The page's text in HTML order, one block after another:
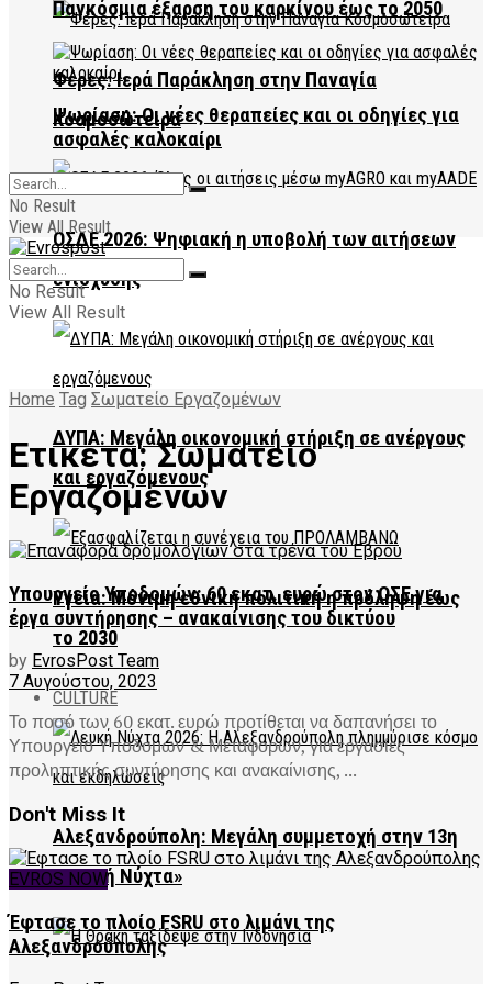
Φέρες: Ιερά Παράκληση στην Παναγία
Κοσμοσώτειρα
ΟΣΔΕ 2026: Ψηφιακή η υποβολή των αιτήσεων
ενίσχυσης
ΔΥΠΑ: Μεγάλη οικονομική στήριξη σε ανέργους
και εργαζόμενους
Υγεία: Μόνιμη εθνική πολιτική η πρόληψη έως
το 2030
CULTURE
Αλεξανδρούπολη: Μεγάλη συμμετοχή στην 13η
«Λευκή Νύχτα»
Παγκόσμια έξαρση του καρκίνου έως το 2050
Ψωρίαση: Οι νέες θεραπείες και οι οδηγίες για
ασφαλές καλοκαίρι
No Result
View All Result
No Result
View All Result
Home Tag Σωματείο Εργαζομένων
Ετικέτα:Σωματείο
Εργαζομένων
Υπουργείο Υποδομών: 60 εκατ. ευρώ στον ΟΣΕ για
έργα συντήρησης – ανακαίνισης του δικτύου
by EvrosPost Team
7 Αυγούστου, 2023
Το ποσό των 60 εκατ. ευρώ προτίθεται να δαπανήσει το
Υπουργείο Υποδομών & Μεταφορών, για εργασίες
προληπτικής συντήρησης και ανακαίνισης, ...
Don't Miss It
EVROS NOW
Έφτασε το πλοίο FSRU στο λιμάνι της
Αλεξανδρούπολης